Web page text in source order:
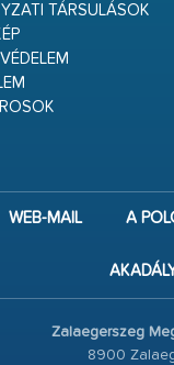
TÁRSULÁSOK
WEB-MAIL A
Zalaegerszeg
8900